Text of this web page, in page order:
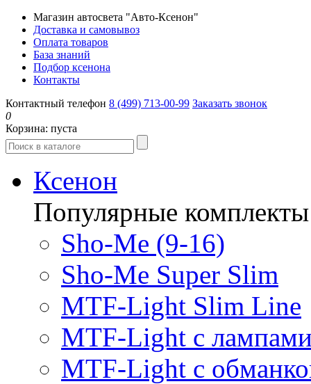
Магазин автосвета "Авто-Ксенон"
Доставка и самовывоз
Оплата товаров
База знаний
Подбор ксенона
Контакты
Контактный телефон 8 (499) 713-00-99 Заказать звонок
0
Корзина: пуста
Ксенон
Популярные комплекты
Sho-Me (9-16)
Sho-Me Super Slim
MTF-Light Slim Line
MTF-Light с
MTF-Light с